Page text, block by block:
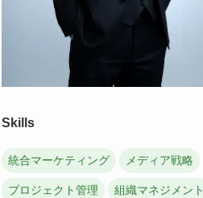
Skills
統合マーケティング メディア戦略
プロジェクト管理 組織マネジメント